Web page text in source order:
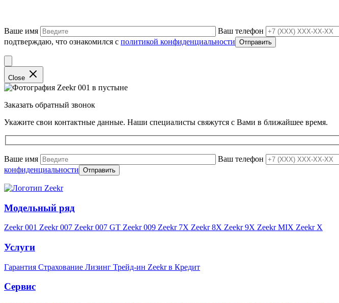
Ваше имя Ваш телефон
подтверждаю, что ознакомился с политикой конфиденциальности
Close
Заказать обратный звонок
Укажите свои контактные данные. Наши специалисты свяжутся с Вами в ближайшее время.
Ваше имя Ваш телефон
конфиденциальности
Модельный ряд
Zeekr 001 Zeekr 007 Zeekr 007 GT Zeekr 009 Zeekr 7X Zeekr 8X Zeekr 9X Zeekr MIX Zeekr X
Услуги
Гарантия Страхование Лизинг Трейд-ин Zeekr в Кредит
Сервис